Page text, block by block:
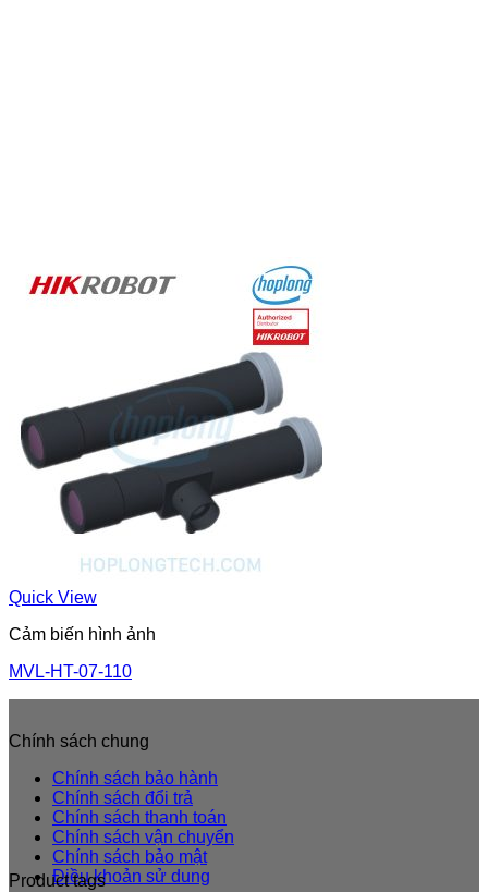
Quick View
Cảm biến hình ảnh
MVL-HT-07-110
Chính sách chung
Chính sách bảo hành
Chính sách đổi trả
Chính sách thanh toán
Chính sách vận chuyển
Chính sách bảo mật
Điều khoản sử dung
Product tags